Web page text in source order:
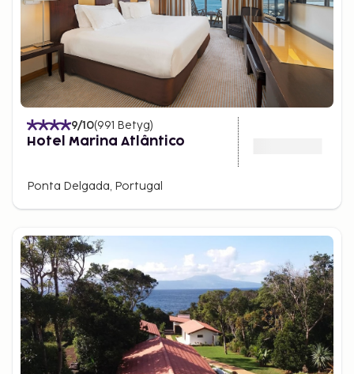
9/10(991 Betyg)
Hotel Marina Atlântico
Ponta Delgada, Portugal